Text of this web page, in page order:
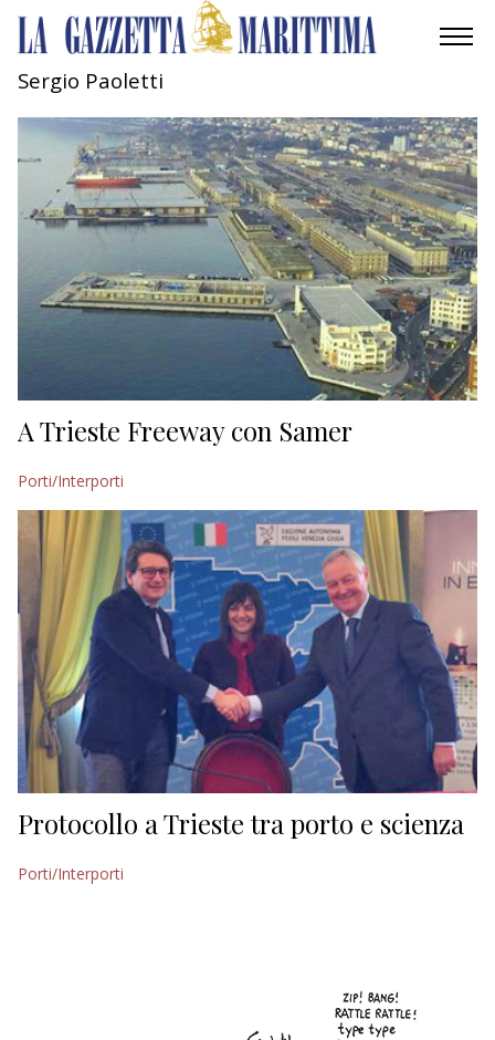
AMBIENTE
MOBILITÀ
INDUSTRIA
ECONOMIA
CULTURA
NAUTICA
EDITORIALI
Sergio Paoletti
A Trieste Freeway con Samer
Porti/Interporti
Protocollo a Trieste tra porto e scienza
Porti/Interporti